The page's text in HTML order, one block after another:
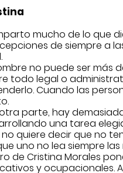
mucho de lo que
de siempre a
no puede ser más
todo legal o
Cuando las
parte, hay
una tarea
quiere decir que no
uno no lea siempre
de Cristina Morales
y ocupacionales.